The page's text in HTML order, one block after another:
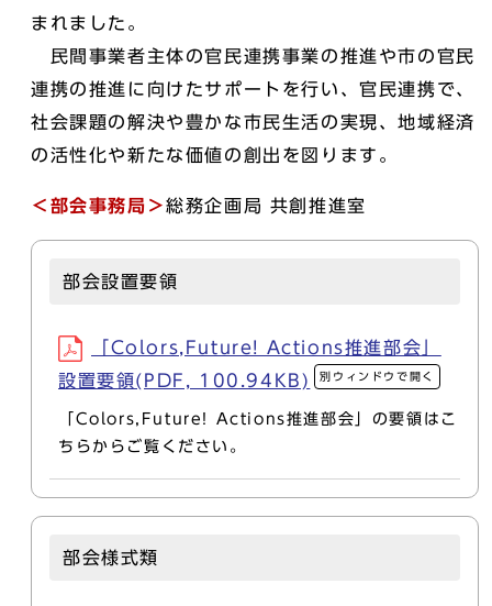
まれました。
民間事業者主体の官民連携事業の推進や市の官民
連携の推進に向けたサポートを行い、官民連携で、
社会課題の解決や豊かな市民生活の実現、地域経済
の活性化や新たな価値の創出を図ります。
＜部会事務局＞総務企画局 共創推進室
部会設置要領
「Colors,Future! Actions推進部会」
設置要領(PDF, 100.94KB)
別ウィンドウで開く
「Colors,Future! Actions推進部会」の要領はこ
ちらからご覧ください。
部会様式類